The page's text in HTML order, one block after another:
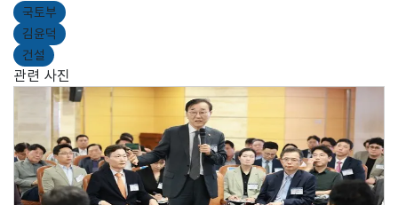
국토부
김윤덕
건설
관련 사진